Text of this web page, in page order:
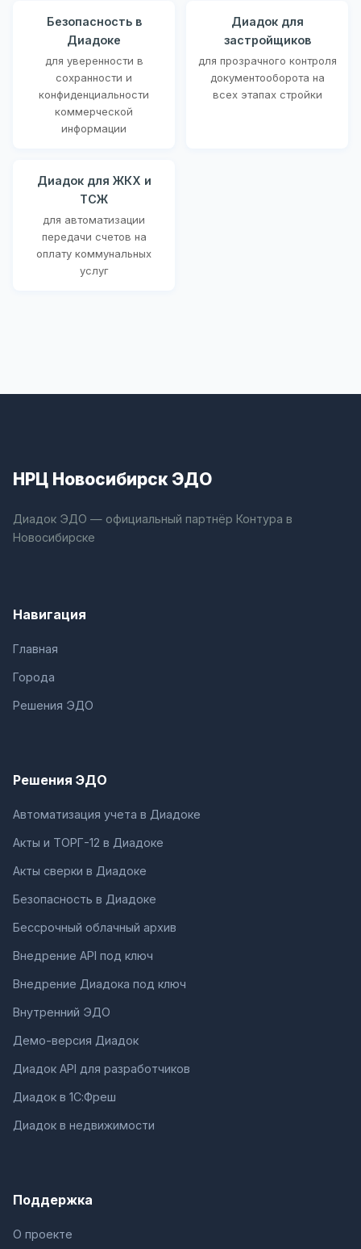
Безопасность в
Диадоке
для уверенности в
сохранности и
конфиденциальности
коммерческой
информации
Диадок для
застройщиков
для прозрачного контроля
документооборота на
всех этапах стройки
Диадок для ЖКХ и
ТСЖ
для автоматизации
передачи счетов на
оплату коммунальных
услуг
НРЦ Новосибирск ЭДО
Диадок ЭДО — официальный партнёр Контура в
Новосибирске
Навигация
Главная
Города
Решения ЭДО
Решения ЭДО
Автоматизация учета в Диадоке
Акты и ТОРГ-12 в Диадоке
Акты сверки в Диадоке
Безопасность в Диадоке
Бессрочный облачный архив
Внедрение API под ключ
Внедрение Диадока под ключ
Внутренний ЭДО
Демо-версия Диадок
Диадок API для разработчиков
Диадок в 1С:Фреш
Диадок в недвижимости
Поддержка
О проекте